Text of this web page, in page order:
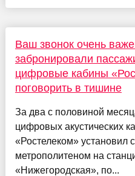
Ваш звонок очень
забронировали
цифровые кабины
поговорить в тишине
За два с половиной
цифровых акустических
«Ростелеком» установил
метрополитеном на
«Нижегородская», по...